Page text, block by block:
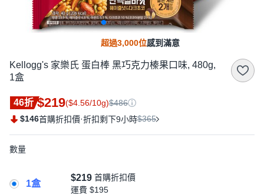
超過3,000位感到滿意
Kellogg's 家樂氏 蛋白棒 黑巧克力榛果口味, 480g,
1盒
46折 $219($4.56/10g)$486
$146首購折扣價·折扣剩下9小時$365
數量
1盒
$219 首購折扣價
運費 $195